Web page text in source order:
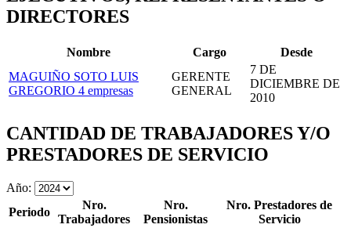
DIRECTORES
Nombre Cargo
Desde
MAGUIÑO SOTO LUIS
GREGORIO 4 empresas
GERENTE
GENERAL
7 DE
DICIEMBRE DE
2010
CANTIDAD DE TRABAJADORES Y/O
PRESTADORES DE SERVICIO
Año:
Periodo
Nro.
Trabajadores
Nro.
Pensionistas
Nro. Prestadores de
Servicio